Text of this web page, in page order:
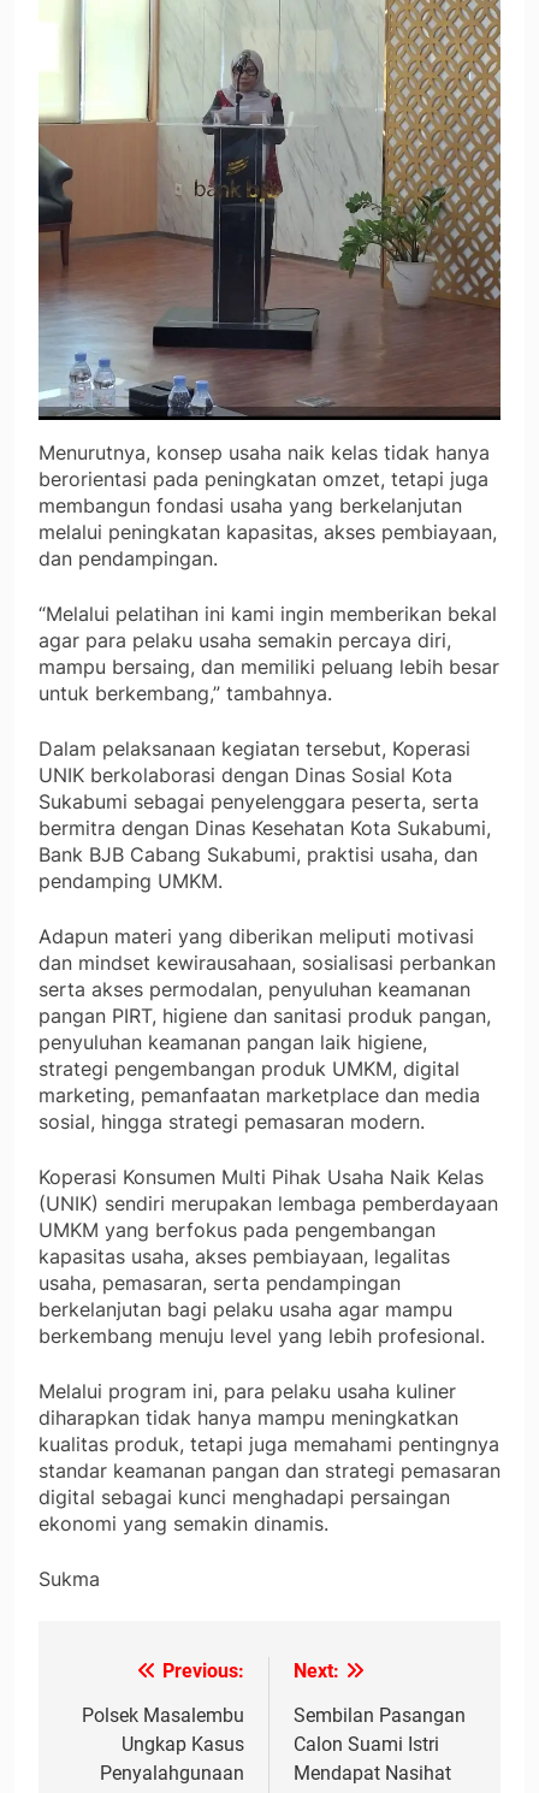
Menurutnya, konsep usaha naik kelas tidak hanya
berorientasi pada peningkatan omzet, tetapi juga
membangun fondasi usaha yang berkelanjutan
melalui peningkatan kapasitas, akses pembiayaan,
dan pendampingan.
“Melalui pelatihan ini kami ingin memberikan bekal
agar para pelaku usaha semakin percaya diri,
mampu bersaing, dan memiliki peluang lebih besar
untuk berkembang,” tambahnya.
Dalam pelaksanaan kegiatan tersebut, Koperasi
UNIK berkolaborasi dengan Dinas Sosial Kota
Sukabumi sebagai penyelenggara peserta, serta
bermitra dengan Dinas Kesehatan Kota Sukabumi,
Bank BJB Cabang Sukabumi, praktisi usaha, dan
pendamping UMKM.
Adapun materi yang diberikan meliputi motivasi
dan mindset kewirausahaan, sosialisasi perbankan
serta akses permodalan, penyuluhan keamanan
pangan PIRT, higiene dan sanitasi produk pangan,
penyuluhan keamanan pangan laik higiene,
strategi pengembangan produk UMKM, digital
marketing, pemanfaatan marketplace dan media
sosial, hingga strategi pemasaran modern.
Koperasi Konsumen Multi Pihak Usaha Naik Kelas
(UNIK) sendiri merupakan lembaga pemberdayaan
UMKM yang berfokus pada pengembangan
kapasitas usaha, akses pembiayaan, legalitas
usaha, pemasaran, serta pendampingan
berkelanjutan bagi pelaku usaha agar mampu
berkembang menuju level yang lebih profesional.
Melalui program ini, para pelaku usaha kuliner
diharapkan tidak hanya mampu meningkatkan
kualitas produk, tetapi juga memahami pentingnya
standar keamanan pangan dan strategi pemasaran
digital sebagai kunci menghadapi persaingan
ekonomi yang semakin dinamis.
Sukma
Navigasi
pos
Previous:
Polsek Masalembu
Ungkap Kasus
Penyalahgunaan
Next:
Sembilan Pasangan
Calon Suami Istri
Mendapat Nasihat